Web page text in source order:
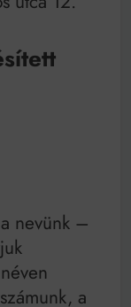
a 80-
nevünk –
a